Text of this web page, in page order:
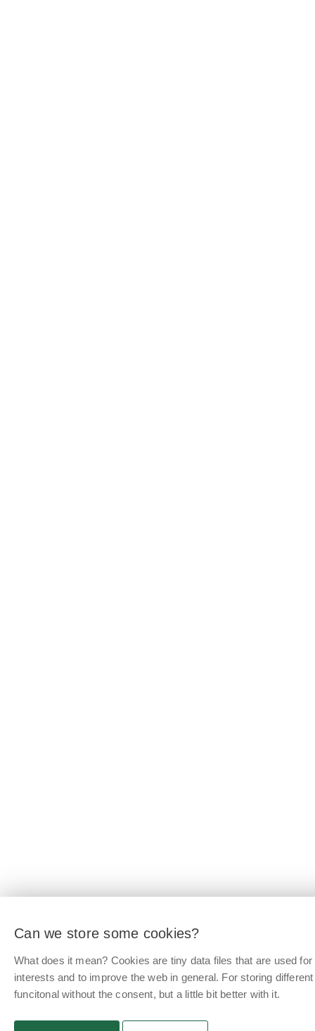
Can we store some cookies?
What does it mean? Cookies are tiny data files that are used
interests and to improve the web in general. For storing
funcitonal without the consent, but a little bit better with it.